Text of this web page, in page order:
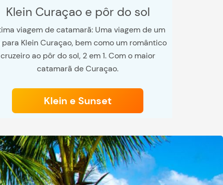
Klein Curaçao e pôr do sol
viagem de catamarã: Uma viagem de um
Klein Curaçao, bem como um romântico
cruzeiro ao pôr do sol, 2 em 1. Com o maior
catamarã de Curaçao.
Klein e Sunset